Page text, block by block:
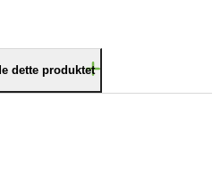
dette produktet